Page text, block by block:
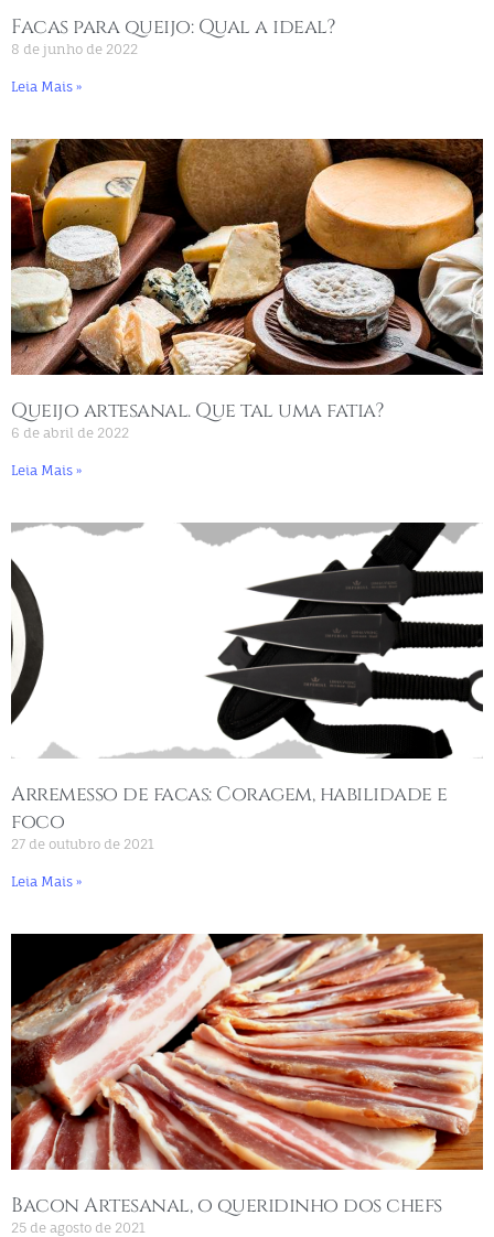
Facas para queijo: Qual a ideal?
8 de junho de 2022
Leia Mais »
Queijo artesanal. Que tal uma fatia?
6 de abril de 2022
Leia Mais »
Arremesso de facas: Coragem, habilidade e
foco
27 de outubro de 2021
Leia Mais »
Bacon Artesanal, o queridinho dos chefs
25 de agosto de 2021